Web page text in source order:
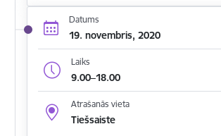
Datums
19. novembris, 2020
Laiks
9.00–18.00
Atrašanās vieta
Tiešsaiste